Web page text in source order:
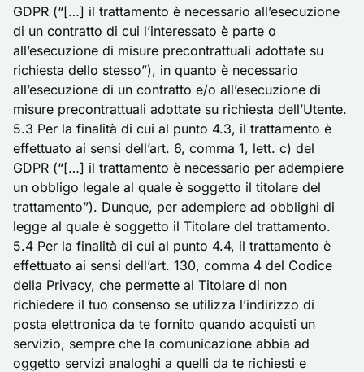
GDPR (“[…] il trattamento è necessario all’esecuzione
di un contratto di cui l’interessato è parte o
all’esecuzione di misure precontrattuali adottate su
richiesta dello stesso”), in quanto è necessario
all’esecuzione di un contratto e/o all’esecuzione di
misure precontrattuali adottate su richiesta dell’Utente.
5.3 Per la finalità di cui al punto 4.3, il trattamento è
effettuato ai sensi dell’art. 6, comma 1, lett. c) del
GDPR (“[…] il trattamento è necessario per adempiere
un obbligo legale al quale è soggetto il titolare del
trattamento”). Dunque, per adempiere ad obblighi di
legge al quale è soggetto il Titolare del trattamento.
5.4 Per la finalità di cui al punto 4.4, il trattamento è
effettuato ai sensi dell’art. 130, comma 4 del Codice
della Privacy, che permette al Titolare di non
richiedere il tuo consenso se utilizza l’indirizzo di
posta elettronica da te fornito quando acquisti un
servizio, sempre che la comunicazione abbia ad
oggetto servizi analoghi a quelli da te richiesti e